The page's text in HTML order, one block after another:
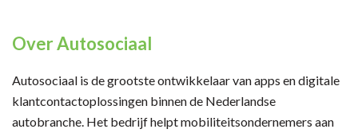
Over Autosociaal
Autosociaal is de grootste ontwikkelaar van apps en digitale
klantcontactoplossingen binnen de Nederlandse
autobranche. Het bedrijf helpt mobiliteitsondernemers aan